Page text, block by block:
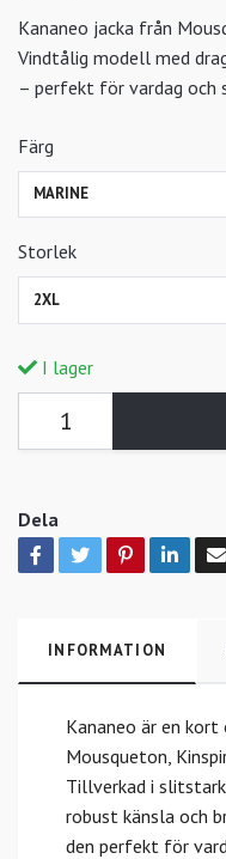
Kananeo jacka från
Vindtålig modell med
– perfekt för vardag och
Färg
MARINE
Storlek
2XL
I lager
Dela
INFORMATION
Kananeo är en
Mousqueton,
Tillverkad i
robust känsla och
den perfekt för